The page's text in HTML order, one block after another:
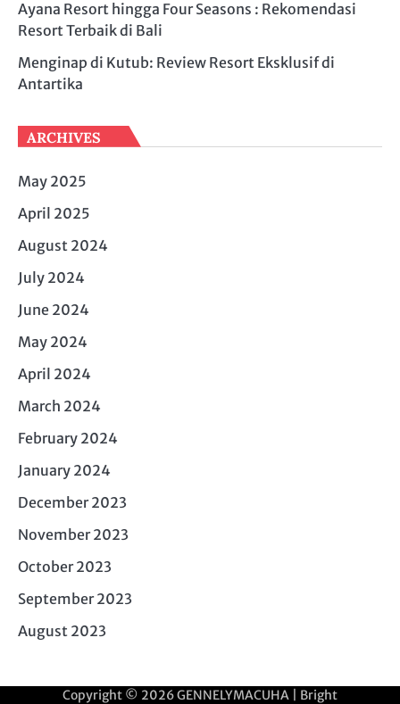
Ayana Resort hingga Four Seasons : Rekomendasi
Resort Terbaik di Bali
Menginap di Kutub: Review Resort Eksklusif di
Antartika
ARCHIVES
May 2025
April 2025
August 2024
July 2024
June 2024
May 2024
April 2024
March 2024
February 2024
January 2024
December 2023
November 2023
October 2023
September 2023
August 2023
Copyright © 2026GENNELYMACUHA | Bright